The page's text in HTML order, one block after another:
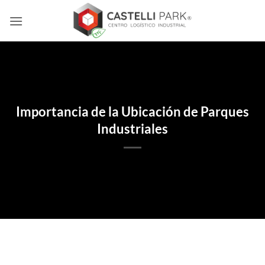
Importancia de la Ubicación de Parques
Industriales